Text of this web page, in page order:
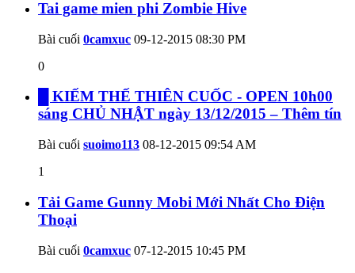
Tai game mien phi Zombie Hive
Bài cuối 0camxuc 09-12-2015 08:30 PM
0
█ KIẾM THẾ THIÊN CUỐC - OPEN 10h00
sáng CHỦ NHẬT ngày 13/12/2015 – Thêm tín
Bài cuối suoimo113 08-12-2015 09:54 AM
1
Tải Game Gunny Mobi Mới Nhất Cho Điện
Thoại
Bài cuối 0camxuc 07-12-2015 10:45 PM